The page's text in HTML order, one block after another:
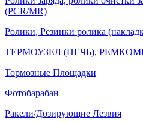
(PCR/MR)
Ролики, Резинки ролика
ТЕРМОУЗЕЛ (ПЕЧЬ),
Тормозные Площадки
Фотобарабан
Ракели/Дозирующие Лезвия